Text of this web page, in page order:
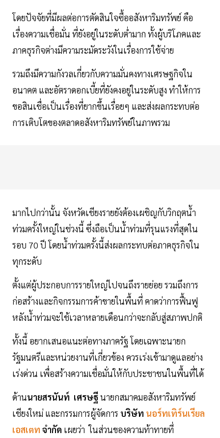
โดยปัจจัยที่มีผลต่อการตัดสินใจซื้ออสังหาริมทรัพย์ คือ
เรื่องความเชื่อมั่น ที่ยังอยู่ในระดับตํ่ามาก ทั้งผู้บริโภคและ
ภาคธุรกิจต่างมีความระมัดระวังในเรื่องการใช้จ่าย
รวมถึงมีความกังวลเกี่ยวกับความมั่นคงทางเศรษฐกิจใน
อนาคต และอัตราดอกเบี้ยที่ยังคงอยู่ในระดับสูง ทำให้การ
ขอสินเชื่อเป็นเรื่องที่ยากขึ้นเรื่อยๆ และส่งผลกระทบต่อ
การเติบโตของตลาดอสังหาริมทรัพย์ในภาพรวม
มากไปกว่านั้น จังหวัดเชียงรายยังต้องเผชิญกับวิกฤตนํ้า
ท่วมครั้งใหญ่ในช่วงนี้ ซึ่งถือเป็นนํ้าท่วมที่รุนแรงที่สุดใน
รอบ 70 ปี โดยนํ้าท่วมครั้งนี้ส่งผลกระทบต่อภาคธุรกิจใน
ทุกระดับ
ตั้งแต่ผู้ประกอบการรายใหญ่ไปจนถึงรายย่อย รวมถึงการ
ก่อสร้างและกิจกรรมการค้าขายในพื้นที่ คาดว่าการฟื้นฟู
หลังนํ้าท่วมจะใช้เวลาหลายเดือนกว่าจะกลับสู่สภาพปกติ
ทั้งนี้ อยากเสนอแนะต่อทางภาครัฐ โดยเฉพาะนายก
รัฐมนตรีและหน่วยงานที่เกี่ยวข้อง ควรเร่งเข้ามาดูแลอย่าง
เร่งด่วน เพื่อสร้างความเชื่อมั่นให้กับประชาชนในพื้นที่ได้
ด้านนายสรนันท์ เศรษฐีนายกสมาคมอสังหาริมทรัพย์
เชียงใหม่ และกรรมการผู้จัดการ บริษัท นอร์ทเทิร์นเรียล
เอสเตท จำกัด เผยว่า ในส่วนของความท้าทายที่